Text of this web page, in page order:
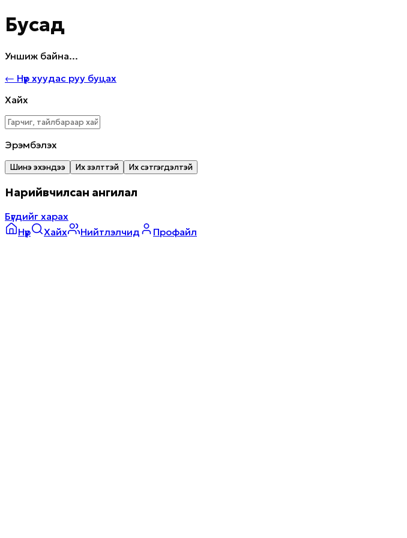
Бусад
Уншиж байна...
← Нүүр хуудас руу буцах
Хайх
Эрэмбэлэх
Шинэ эхэндээ Их үзэлттэй Их сэтгэгдэлтэй
Нарийвчилсан ангилал
Бүгдийг харах
Нүүр
Хайх Нийтлэлчид Профайл